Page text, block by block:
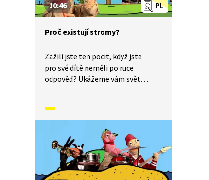
PL
10:46
Proč existují stromy?
Zažili jste ten pocit, když jste
pro své dítě neměli po ruce
odpověď? Ukážeme vám svět